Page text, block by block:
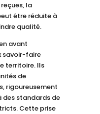
la
être réduite à
qualité.
avant
savoir-faire
territoire. Ils
de
rigoureusement
des standards de
Cette prise